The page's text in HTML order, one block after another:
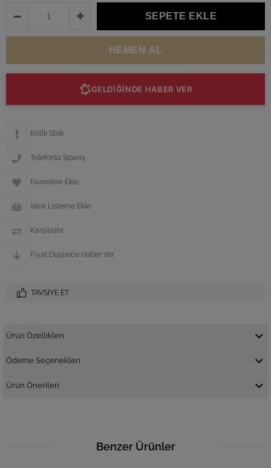
GELDİĞİNDE HABER VER
Kritik Stok
Telefonla Sipariş
Favorilere Ekle
İstek Listeme Ekle
Karşılaştır
Fiyat Düşünce Haber Ver
TAVSIYE ET
Ürün Özellikleri
Ödeme Seçenekleri
Ürün Önerileri
Benzer Ürünler